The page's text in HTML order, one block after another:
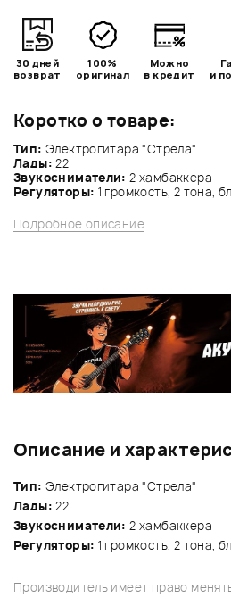
Коротко о товаре:
Тип: Электрогитара "Стрела"
Лады: 22
Звукосниматели: 2 хамбаккера
Регуляторы: 1 громкость, 2 тона,
Подробное описание
30 дней
возврат
100%
оригинал
Можно
в кредит
и
Описание и
Тип: Электрогитара "Стрела"
Лады: 22
Звукосниматели: 2 хамбаккера
Регуляторы: 1 громкость, 2 тона,
Производитель имеет право